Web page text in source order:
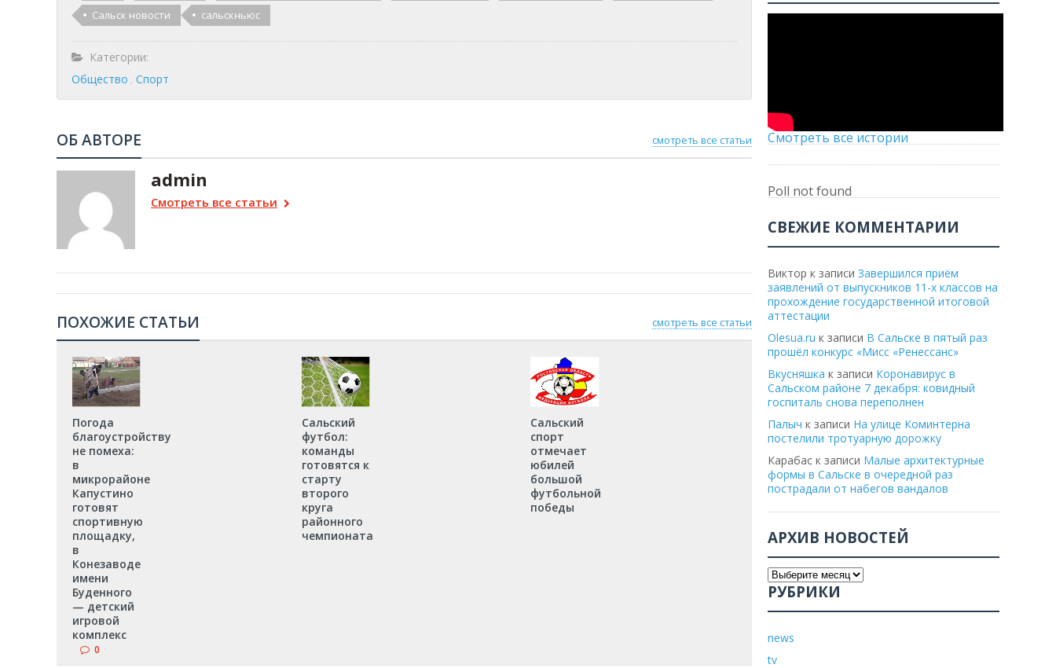
Сальск новости
сальскньюс
Категории:
Общество Спорт
смотреть все статьи
ОБ АВТОРЕ
admin
Смотреть все статьи
смотреть все статьи
ПОХОЖИЕ СТАТЬИ
Погода
благоустройству
не помеха:
в
микрорайоне
Капустино
готовят
спортивную
площадку,
в
Конезаводе
имени
Буденного
— детский
игровой
комплекс
0
Сальский
футбол:
команды
готовятся к
старту
второго
круга
районного
чемпионата
Сальский
спорт
отмечает
юбилей
большой
футбольной
победы
Смотреть все истории
Poll not found
СВЕЖИЕ КОММЕНТАРИИ
Виктор к записи Завершился приём
заявлений от выпускников 11-х классов на
прохождение государственной итоговой
аттестации
Olesua.ru к записи В Сальске в пятый раз
прошёл конкурс «Мисс «Ренессанс»
Вкусняшка к записи Коронавирус в
Сальском районе 7 декабря: ковидный
госпиталь снова переполнен
Палыч к записи На улице Коминтерна
постелили тротуарную дорожку
Карабас к записи Малые архитектурные
формы в Сальске в очередной раз
пострадали от набегов вандалов
АРХИВ НОВОСТЕЙ
РУБРИКИ
news
tv